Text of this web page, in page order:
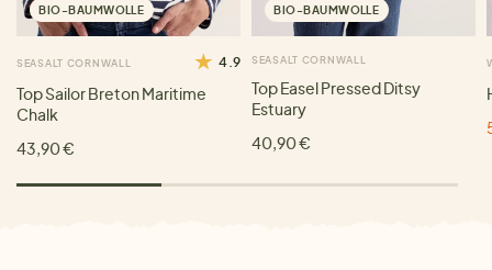
BIO-BAUMWOLLE
SEASALT CORNWALL 4.9
Top Sailor Breton Maritime
Chalk
43,90 €
BIO-BAUMWOLLE
SEASALT CORNWALL
Top Easel Pressed Ditsy
Estuary
40,90 €